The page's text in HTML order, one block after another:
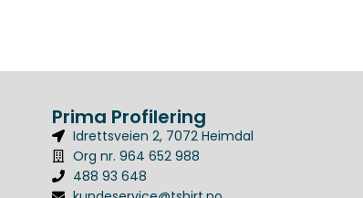
Prima Profilering
Idrettsveien 2, 7072 Heimdal
Org nr. 964 652 988
488 93 648